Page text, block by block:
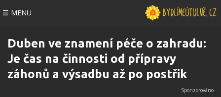
☰ MENU
Duben ve znamení péče o zahradu:
Je čas na činnosti od přípravy
záhonů a výsadbu až po postřik